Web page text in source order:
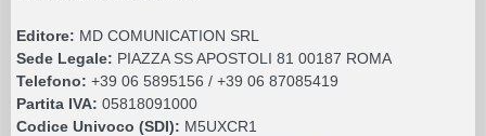
Editore: MD COMUNICATION SRL
Sede Legale: PIAZZA SS APOSTOLI 81 00187 ROMA
Telefono: +39 06 5895156 / +39 06 87085419
Partita IVA: 05818091000
Codice Univoco (SDI): M5UXCR1